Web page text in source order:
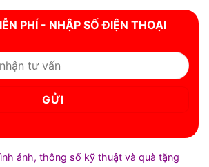
PHÍ - NHẬP SỐ ĐIỆN THOẠI
ảnh, thông số kỹ thuật và quà tặng